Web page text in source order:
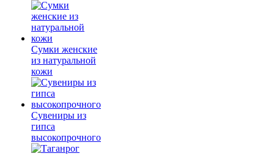
Сумки женские
из натуральной
кожи
Сувениры из
гипса
высокопрочного